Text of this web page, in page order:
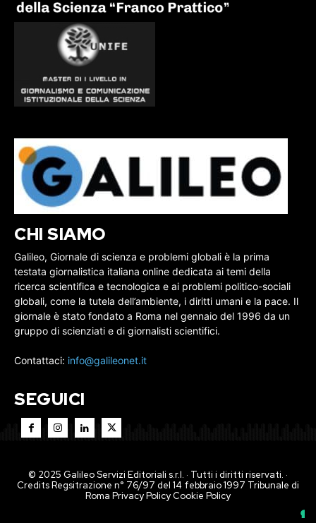
CHI SIAMO
Galileo, Giornale di scienza e problemi globali è la prima
testata giornalistica italiana online dedicata ai temi della
ricerca scientifica e tecnologica e ai problemi politico-sociali
globali, come la tutela dell’ambiente, i diritti umani e la pace. Il
giornale è stato fondato a Roma nel gennaio del 1996 da un
gruppo di scienziati e di giornalisti scientifici.
Contattaci: info@galileonet.it
SEGUICI
© 2025 Galileo Servizi Editoriali s.r.l. · Tutti i diritti riservati. ·
Credits Regsitrazione n° 76/97 del 14 febbraio 1997 Tribunale di
Roma Privacy PolicyCookie Policy